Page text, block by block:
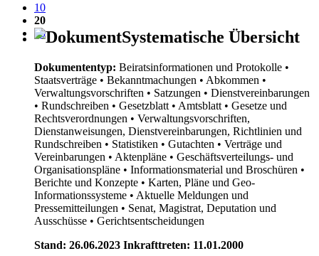
10
20
50
Systematische Übersicht
Dokumententyp: Beiratsinformationen und Protokolle •
Staatsverträge • Bekanntmachungen • Abkommen •
Verwaltungsvorschriften • Satzungen • Dienstvereinbarungen
• Rundschreiben • Gesetzblatt • Amtsblatt • Gesetze und
Rechtsverordnungen • Verwaltungsvorschriften,
Dienstanweisungen, Dienstvereinbarungen, Richtlinien und
Rundschreiben • Statistiken • Gutachten • Verträge und
Vereinbarungen • Aktenpläne • Geschäftsverteilungs- und
Organisationspläne • Informationsmaterial und Broschüren •
Berichte und Konzepte • Karten, Pläne und Geo-
Informationssysteme • Aktuelle Meldungen und
Pressemitteilungen • Senat, Magistrat, Deputation und
Ausschüsse • Gerichtsentscheidungen
Stand: 26.06.2023 Inkrafttreten: 11.01.2000